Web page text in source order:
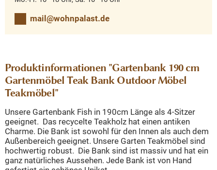
mail@wohnpalast.de
Produktinformationen "Gartenbank 190 cm
Gartenmöbel Teak Bank Outdoor Möbel
Teakmöbel"
Unsere Gartenbank Fish in 190cm Länge als 4-Sitzer
geeignet. Das recycelte Teakholz hat einen antiken
Charme. Die Bank ist sowohl für den Innen als auch dem
Außenbereich geeignet. Unsere Garten Teakmöbel sind
hochwertig robust. Die Bank sind ist massiv und hat ein
ganz natürliches Aussehen. Jede Bank ist von Hand